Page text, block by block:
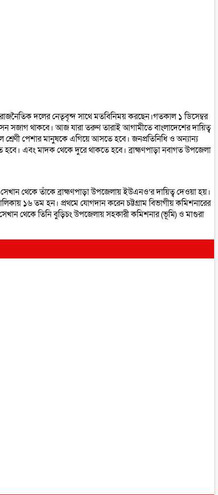
দলের নেতৃবৃন্দ সাথে মতবিনিময় করছেন।গতকাল ১ ডিসেম্বর
সজাগ থাকবে। আজ যারা তরুণ তারাই আগামীতে বাংলাদেশের দায়িত্ব
শ্রেণী পেশার মানুষকে এগিয়ে আসতে হবে। জনপ্রতিনিধি ও অন্যান্য
এবং মাদক থেকে দুরে থাকতে হবে। ব্রাহ্মণপাড়া নবাগত উপজেলা
থেকে তাঁকে ব্রাহ্মণপাড়া উপজেলায় ইউএনও’র দায়িত্ব দেওয়া হয়।
১৬ তম হন। প্রথমে যোগদান করেন চট্টগ্রাম বিভাগীয় কমিশনারের
সেখান থেকে তিনি বুড়িচং উপজেলায় সহকারী কমিশনার (ভূমি) ও মাগুরা